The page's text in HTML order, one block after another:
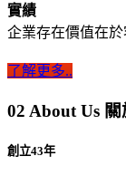
實績
企業存在價值在
了解更多..
02 About Us 關
創立43年